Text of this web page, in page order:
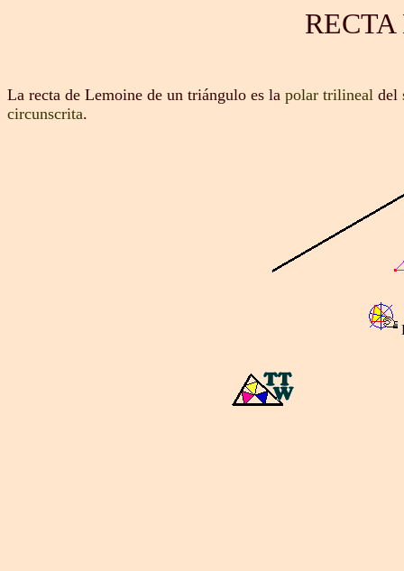
La recta de Lemoine de un triángulo es la polar trilineal del
circunscrita.